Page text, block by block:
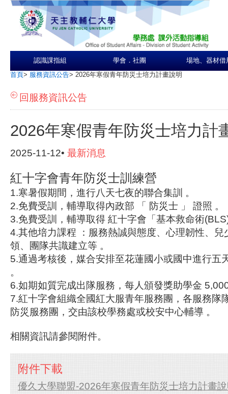
認識課指組 學會．社團 場地、器材借
首頁> 服務資訊公告> 2026年寒假青年防災士培力計畫說明
回服務資訊公告
2026年寒假青年防災士培力計
2025-11-12• 最新消息
紅十字會青年防災士訓練營
1.寒暑假期間，進行八天七夜的聯合集訓 。
2.免費受訓，輔導取得內政部 「 防災士 」 證照 。
3.免費受訓，輔導取得 紅十字會「基本救命術
4.其他培力課程 ：服務熱誠與態度、心理韌性、兒
領、團隊共識建立等 。
5.通過考核後，媒合安排至花蓮國小或國中進行五
。
6.如期如質完成出隊服務，每人頒發獎助學金
7.紅十字會組織全國紅大服青年服務團，各服務隊
防災服務團，交由該校學務處或校安中心輔導 。
相關資訊請參閱附件。
附件下載
優久大學聯盟-2026年寒假青年防災士培力計畫